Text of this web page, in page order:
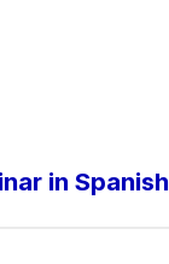
in Spanish